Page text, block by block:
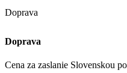
Doprava
Doprava
Cena za zaslanie Slovenskou